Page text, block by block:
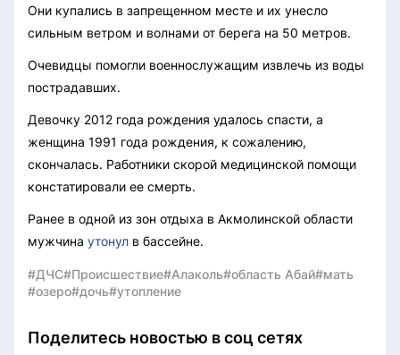
Они купались в запрещенном месте и их унесло
сильным ветром и волнами от берега на 50 метров.
Очевидцы помогли военнослужащим извлечь из воды
пострадавших.
Девочку 2012 года рождения удалось спасти, а
женщина 1991 года рождения, к сожалению,
скончалась. Работники скорой медицинской помощи
констатировали ее смерть.
Ранее в одной из зон отдыха в Акмолинской области
мужчина утонул в бассейне.
#ДЧС#Происшествие#Алаколь#область Абай#мать
#озеро#дочь#утопление
Поделитесь новостью в соц сетях